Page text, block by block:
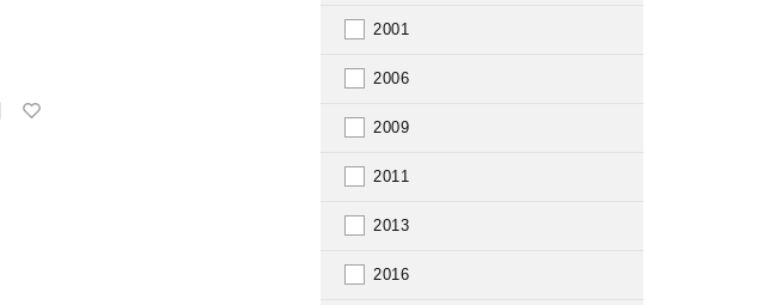
2001
2006
2009
2011
2013
2016